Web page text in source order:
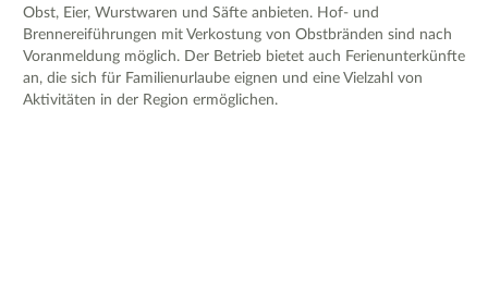
Obst, Eier, Wurstwaren und Säfte anbieten. Hof- und
Brennereiführungen mit Verkostung von Obstbränden sind nach
Voranmeldung möglich. Der Betrieb bietet auch Ferienunterkünfte
an, die sich für Familienurlaube eignen und eine Vielzahl von
Aktivitäten in der Region ermöglichen.